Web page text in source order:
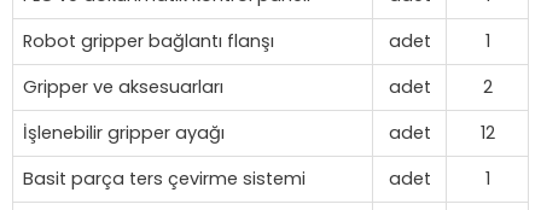
Robot gripper bağlantı flanşı
adet
1
Gripper ve aksesuarları
adet
2
İşlenebilir gripper ayağı
adet
12
Basit parça ters çevirme sistemi
adet
1